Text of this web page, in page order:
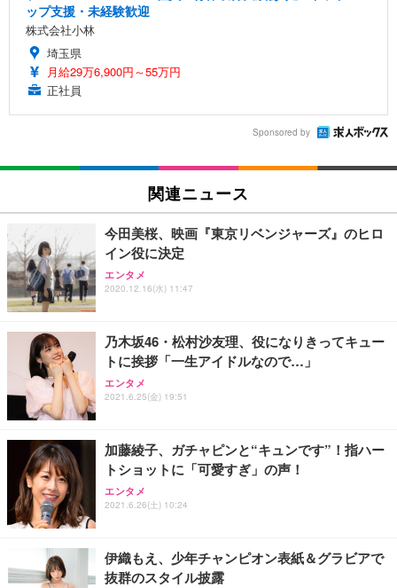
ップ支援・未経験歓迎
株式会社小林
埼玉県
月給29万6,900円～55万円
正社員
Sponsored by
関連ニュース
今田美桜、映画『東京リベンジャーズ』のヒロ
イン役に決定
エンタメ
2020.12.16(水) 11:47
乃木坂46・松村沙友理、役になりきってキュー
トに挨拶「一生アイドルなので…」
エンタメ
2021.6.25(金) 19:51
加藤綾子、ガチャピンと“キュンです”！指ハー
トショットに「可愛すぎ」の声！
エンタメ
2021.6.26(土) 10:24
伊織もえ、少年チャンピオン表紙＆グラビアで
抜群のスタイル披露